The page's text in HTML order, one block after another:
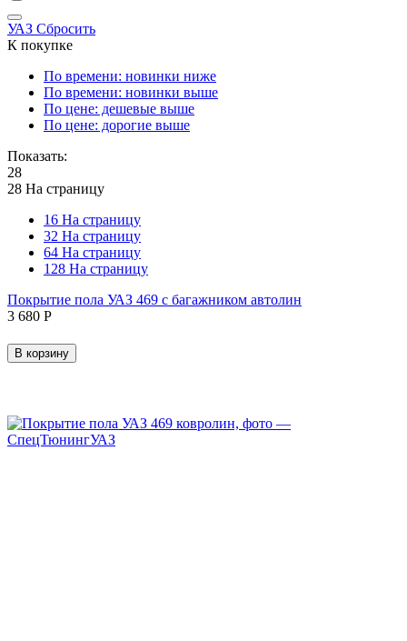
УАЗ Сбросить
К покупке
По времени: новинки ниже
По времени: новинки выше
По цене: дешевые выше
По цене: дорогие выше
Показать:
28
28 На страницу
16 На страницу
32 На страницу
64 На страницу
128 На страницу
Покрытие пола УАЗ 469 с багажником автолин
3 680 Р
В корзину